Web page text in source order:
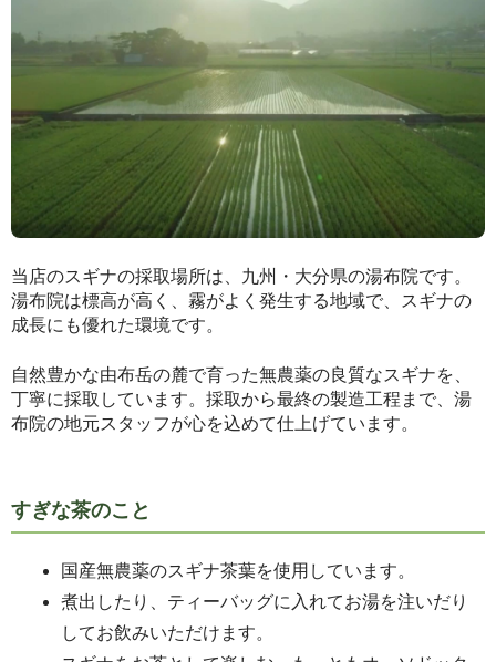
当店のスギナの採取場所は、九州・大分県の湯布院です。
湯布院は標高が高く、霧がよく発生する地域で、スギナの
成長にも優れた環境です。
自然豊かな由布岳の麓で育った無農薬の良質なスギナを、
丁寧に採取しています。採取から最終の製造工程まで、湯
布院の地元スタッフが心を込めて仕上げています。
すぎな茶のこと
国産無農薬のスギナ茶葉を使用しています。
煮出したり、ティーバッグに入れてお湯を注いだり
してお飲みいただけます。